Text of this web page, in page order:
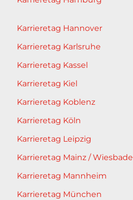
Karrieretag Hannover
Karrieretag Karlsruhe
Karrieretag Kassel
Karrieretag Kiel
Karrieretag Koblenz
Karrieretag Köln
Karrieretag Leipzig
Karrieretag Mainz /
Karrieretag Mannheim
Karrieretag München